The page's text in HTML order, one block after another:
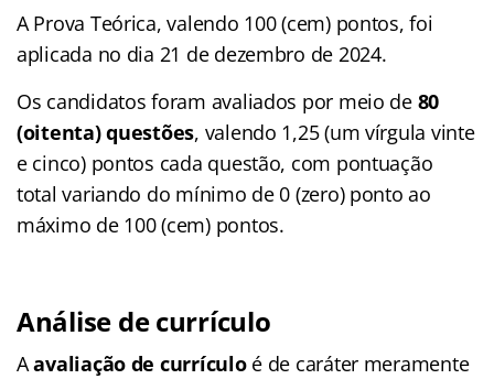
A Prova Teórica, valendo 100 (cem) pontos, foi
aplicada no dia 21 de dezembro de 2024.
Os candidatos foram avaliados por meio de 80
(oitenta) questões, valendo 1,25 (um vírgula vinte
e cinco) pontos cada questão, com pontuação
total variando do mínimo de 0 (zero) ponto ao
máximo de 100 (cem) pontos.
Análise de currículo
Aavaliação de currículoé de caráter meramente